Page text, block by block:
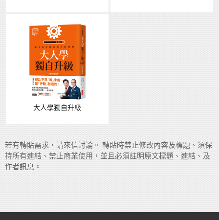
大人學獨自升級
若有轉貼需求，請來信討論。 轉貼時禁止修改內容及標題、須保
持所有連結、禁止商業使用，並且必須註明原文標題、連結、及
作者訊息。